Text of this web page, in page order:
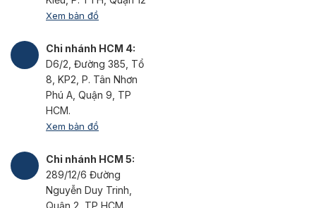
Xem bản đồ
Chi nhánh HCM 4:
D6/2, Đường 385, Tổ
8, KP2, P. Tân Nhơn
Phú A, Quận 9, TP
HCM.
Xem bản đồ
Chi nhánh HCM 5:
289/12/6 Đường
Nguyễn Duy Trinh,
Quận 2, TP HCM.